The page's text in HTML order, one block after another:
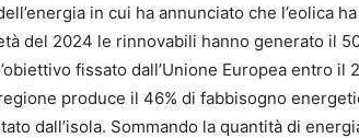
in cui ha annunciato che l’eolica
del 2024 le rinnovabili hanno generato il
fissato dall’Unione Europea entro il
produce il 46% di fabbisogno
dall’isola. Sommando la quantità di